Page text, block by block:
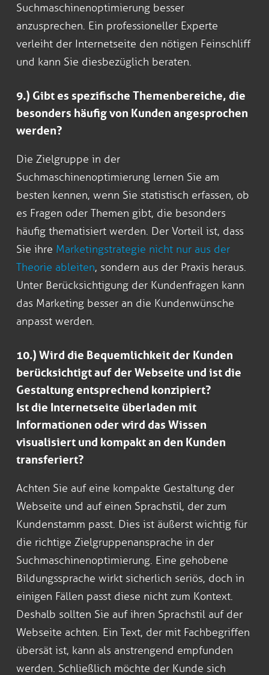
Suchmaschinenoptimierung besser
anzusprechen. Ein professioneller Experte
verleiht der Internetseite den nötigen Feinschliff
und kann Sie diesbezüglich beraten.
9.) Gibt es spezifische Themenbereiche, die
besonders häufig von Kunden angesprochen
werden?
Die Zielgruppe in der
Suchmaschinenoptimierung lernen Sie am
besten kennen, wenn Sie statistisch erfassen, ob
es Fragen oder Themen gibt, die besonders
häufig thematisiert werden. Der Vorteil ist, dass
Sie ihre Marketingstrategie nicht nur aus der
Theorie ableiten, sondern aus der Praxis heraus.
Unter Berücksichtigung der Kundenfragen kann
das Marketing besser an die Kundenwünsche
anpasst werden.
10.) Wird die Bequemlichkeit der Kunden
berücksichtigt auf der Webseite und ist die
Gestaltung entsprechend konzipiert?
Ist die Internetseite überladen mit
Informationen oder wird das Wissen
visualisiert und kompakt an den Kunden
transferiert?
Achten Sie auf eine kompakte Gestaltung der
Webseite und auf einen Sprachstil, der zum
Kundenstamm passt. Dies ist äußerst wichtig für
die richtige Zielgruppenansprache in der
Suchmaschinenoptimierung. Eine gehobene
Bildungssprache wirkt sicherlich seriös, doch in
einigen Fällen passt diese nicht zum Kontext.
Deshalb sollten Sie auf ihren Sprachstil auf der
Webseite achten. Ein Text, der mit Fachbegriffen
übersät ist, kann als anstrengend empfunden
werden. Schließlich möchte der Kunde sich